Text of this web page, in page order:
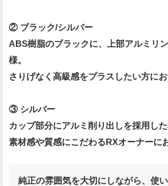
② ブラック/シルバー
ABS樹脂のブラックに、上部アルミリ
様。
さりげなく高級感をプラスしたい方にお
③ シルバー
カップ部分にアルミ削り出しを採用した
素材感や質感にこだわるRXオーナーに
純正の雰囲気を大切にしながら、使